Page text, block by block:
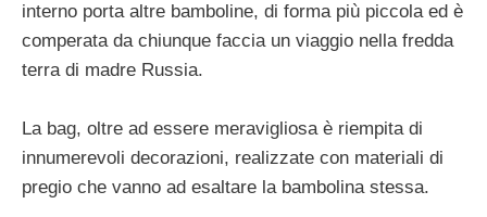
interno porta altre bamboline, di forma più piccola ed è
comperata da chiunque faccia un viaggio nella fredda
terra di madre Russia.
La bag, oltre ad essere meravigliosa è riempita di
innumerevoli decorazioni, realizzate con materiali di
pregio che vanno ad esaltare la bambolina stessa.